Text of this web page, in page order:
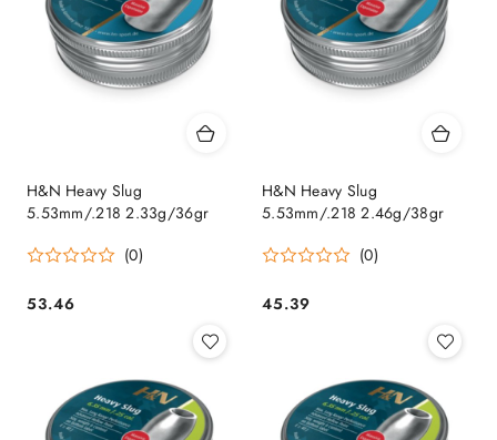
H&N Heavy Slug
5.53mm/.218 2.33g/36gr
(0)
Cena:
53.46
H&N Heavy Slug
5.53mm/.218 2.46g/38gr
(0)
Cena:
45.39